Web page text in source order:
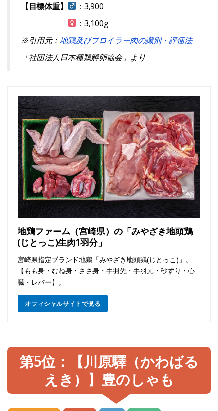
【目標体重】
：3,900
：3,100g
※引用元： 地鶏及びブロイラー肉の識別・評価法
「社団法人日本種鶏孵卵協会」より
地鶏ファーム（宮崎県）の「みやざき地頭鶏
(じとっこ)生肉1羽分」
宮崎県指定ブランド地鶏「みやざき地頭鶏(じとっこ)」。
【もも身・むね身・ささ身・手羽先・手羽元・砂ずり・心
臓・レバー】。
オフィシャルサイトで見る
第5位：【川原驛（かわばる
えき）】豊のしゃも